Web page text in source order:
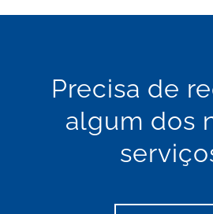
Precisa de
algum dos